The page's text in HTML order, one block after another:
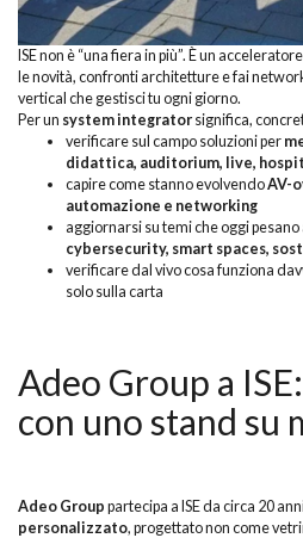
ISE non è “una fiera in più”. È un
le novità, confronti architetture e fai
vertical che gestisci tu ogni giorno.
Per un system integrator significa,
verificare sul campo soluzioni per
didattica, auditorium, live,
capire come stanno evolvendoAV-
automazione e networking
aggiornarsi su temi che oggi
cybersecurity, smart spaces,
verificare dal vivo cosa funziona
solo sulla carta
Adeo Group a
con uno stand su
Adeo Group partecipa a ISE da circa 20
personalizzato, progettato non come